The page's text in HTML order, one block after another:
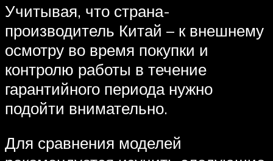
Учитывая, что страна-
производитель Китай – к внешнему
осмотру во время покупки и
контролю работы в течение
гарантийного периода нужно
подойти внимательно.
Для сравнения моделей